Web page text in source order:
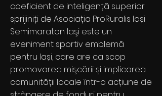
coeficient de inteligență superior
sprijiniți de Asociația ProRuralis Iași
Semimaraton Iaşi este un
eveniment sportiv emblemă
pentru Iași, care are ca scop
promovarea mişcării şi implicarea
comunității locale într-o acțiune de